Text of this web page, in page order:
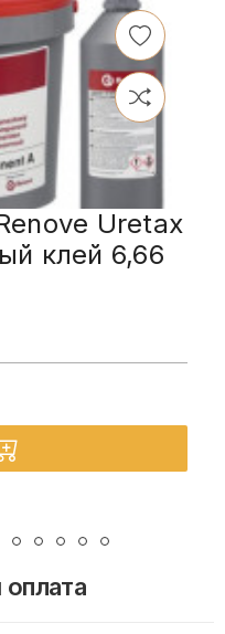
Uretax
клей 6,66